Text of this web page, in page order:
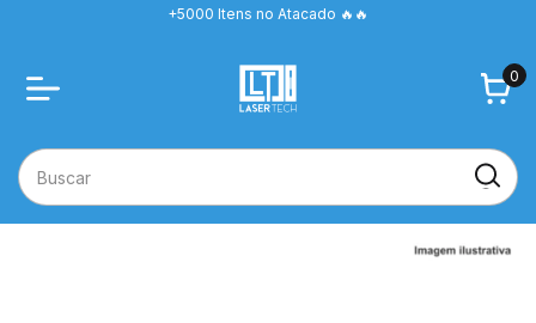
+5000 Itens no Atacado 🔥🔥
0